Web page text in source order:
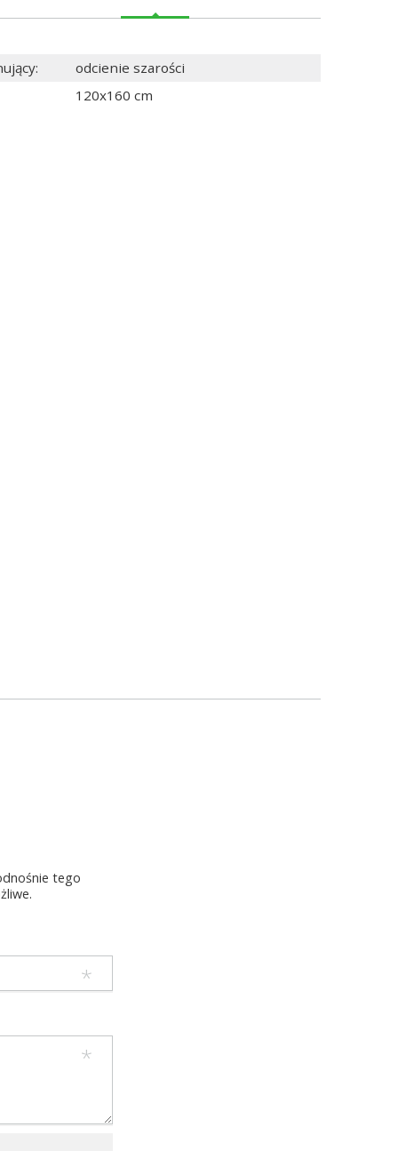
:
odcienie szarości
120x160 cm
tego